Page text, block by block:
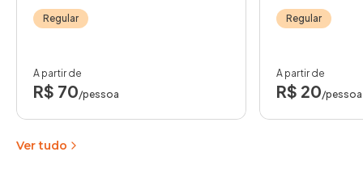
Regular
A partir de
R$ 70/pessoa
Regular
A partir de
R$ 20/pessoa
Ver tudo